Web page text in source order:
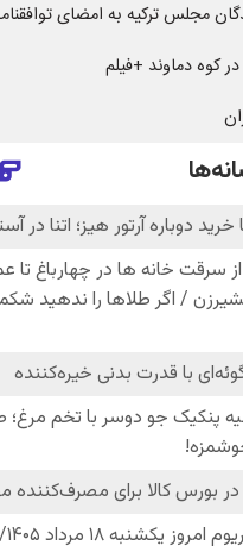
مجلس ترکیه به امضای
کوه دماوند +فیلم